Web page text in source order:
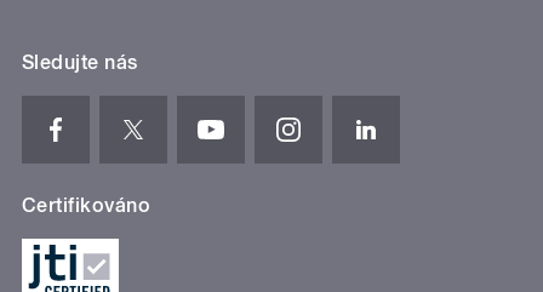
Sledujte nás
Certifikováno